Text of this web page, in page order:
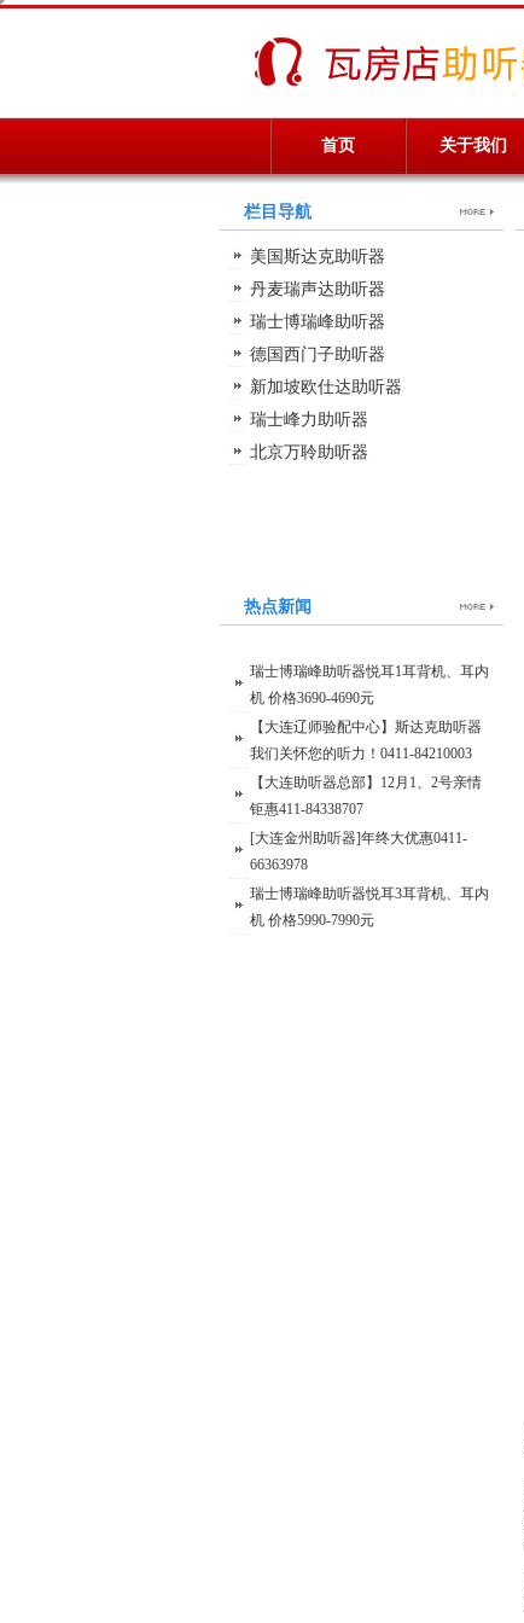
首页 关于我们
栏目导航
美国斯达克助听器
丹麦瑞声达助听器
瑞士博瑞峰助听器
德国西门子助听器
新加坡欧仕达助听器
瑞士峰力助听器
北京万聆助听器
热点新闻
瑞士博瑞峰助听器悦耳1耳背机、耳内
机 价格3690-4690元
【大连辽师验配中心】斯达克助听器
我们关怀您的听力！0411-84210003
【大连助听器总部】12月1、2号亲情
钜惠411-84338707
[大连金州助听器]年终大优惠0411-
66363978
瑞士博瑞峰助听器悦耳3耳背机、耳内
机 价格5990-7990元